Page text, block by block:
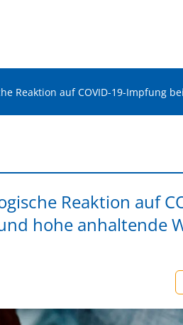
Reaktion auf COVID-19-Impfung
Reaktion auf
hohe anhaltende